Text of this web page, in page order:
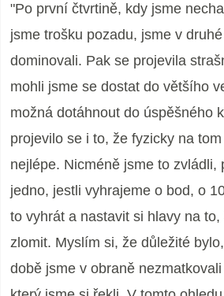
"Po první čtvrtině, kdy jsme
jsme trošku pozadu, jsme v
dominovali. Pak se projevila
mohli jsme se dostat do většího
možná dotáhnout do úspěšného
projevilo se i to, že fyzicky na
nejlépe. Nicméně jsme to zvládli,
jedno, jestli vyhrajeme o bod, o
to vyhrát a nastavit si hlavy na
zlomit. Myslím si, že důležité
době jsme v obraně